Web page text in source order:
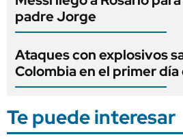
padre Jorge
Ataques con explosivos
Colombia en el primer día
Te puede interesar